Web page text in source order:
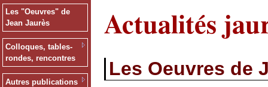
Les "Oeuvres" de
Jean Jaurès
Colloques, tables-
rondes, rencontres
Autres publications
Actualités
Les Oeuvres de